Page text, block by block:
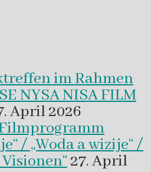
im Rahmen
NYSA NISA FILM
April 2026
Filmprogramm
/ „Woda a wizije“ /
27. April